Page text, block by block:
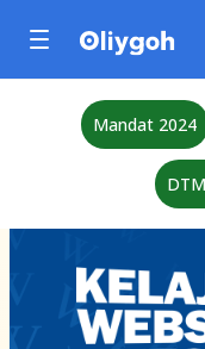
Mandat 2024